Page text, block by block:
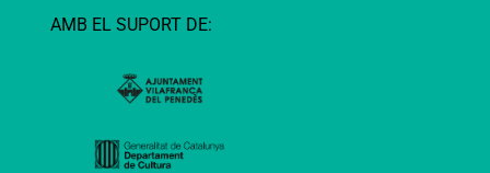
AMB EL SUPORT DE: